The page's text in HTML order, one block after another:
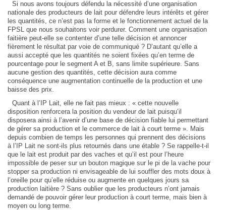
Si nous avons toujours défendu la nécessité d’une organisation
nationale des producteurs de lait pour défendre leurs intérêts et gérer
les quantités, ce n’est pas la forme et le fonctionnement actuel de la
FPSL que nous souhaitons voir perdurer. Comment une organisation
faitière peut-elle se contenter d’une telle décision et annoncer
fièrement le résultat par voie de communiqué ? D’autant qu’elle a
aussi accepté que les quantités ne soient fixées qu’en terme de
pourcentage pour le segment A et B, sans limite supérieure. Sans
aucune gestion des quantités, cette décision aura comme
conséquence une augmentation continuelle de la production et une
baisse des prix.
Quant à l’IP Lait, elle ne fait pas mieux : « cette nouvelle
disposition renforcera la position du vendeur de lait puisqu’il
disposera ainsi à l’avenir d’une base de décision fiable lui permettant
de gérer sa production et le commerce de lait à court terme ». Mais
depuis combien de temps les personnes qui prennent des décisions
à l’IP Lait ne sont-ils plus retournés dans une étable ? Se rappelle-t-il
que le lait est produit par des vaches et qu’il est pour l’heure
impossible de peser sur un bouton magique sur le pi de la vache pour
stopper sa production ni envisageable de lui souffler des mots doux à
l’oreille pour qu’elle réduise ou augmente en quelques jours sa
production laitière ? Sans oublier que les producteurs n’ont jamais
demandé de pouvoir gérer leur production à court terme, mais bien à
moyen ou long terme.